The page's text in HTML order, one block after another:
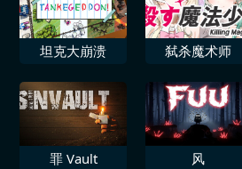
坦克大崩溃 弑杀魔术师
罪 Vault 风